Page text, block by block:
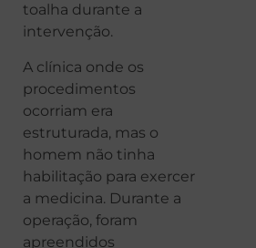
toalha durante a
intervenção.
A clínica onde os
procedimentos
ocorriam era
estruturada, mas o
homem não tinha
habilitação para exercer
a medicina. Durante a
operação, foram
apreendidos